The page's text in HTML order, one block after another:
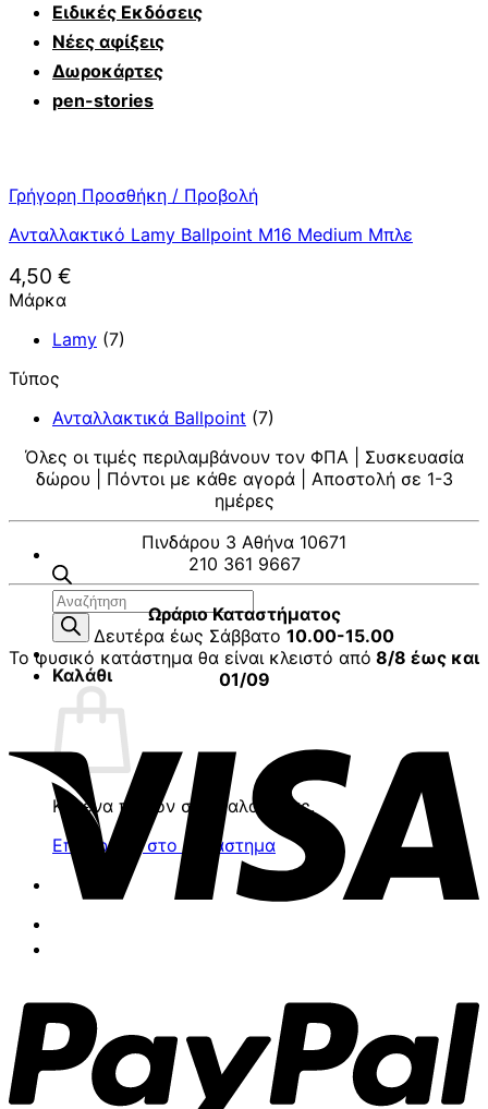
Ειδικές Εκδόσεις
Νέες αφίξεις
Δωροκάρτες
pen-stories
Αναζήτηση
προϊόντων
Καλάθι
Κανένα προϊόν στο καλάθι σας.
Επιστροφή στο κατάστημα
Γρήγορη Προσθήκη / Προβολή
Ανταλλακτικό Lamy Ballpoint M16 Medium Μπλε
4,50 €
Μάρκα
Lamy (7)
Τύπος
Ανταλλακτικά Ballpoint (7)
Όλες οι τιμές περιλαμβάνουν τον ΦΠΑ | Συσκευασία
δώρου | Πόντοι με κάθε αγορά | Αποστολή σε 1-3
ημέρες
Πινδάρου 3 Αθήνα 10671
210 361 9667
Ωράριο Καταστήματος
Δευτέρα έως Σάββατο 10.00-15.00
Το φυσικό κατάστημα θα είναι κλειστό από 8/8 έως και
01/09